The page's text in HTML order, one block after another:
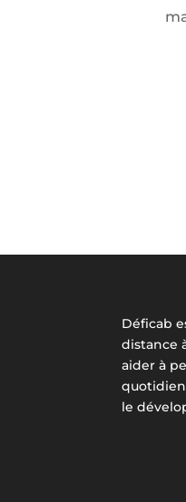
Déficab
distance
aider à
le